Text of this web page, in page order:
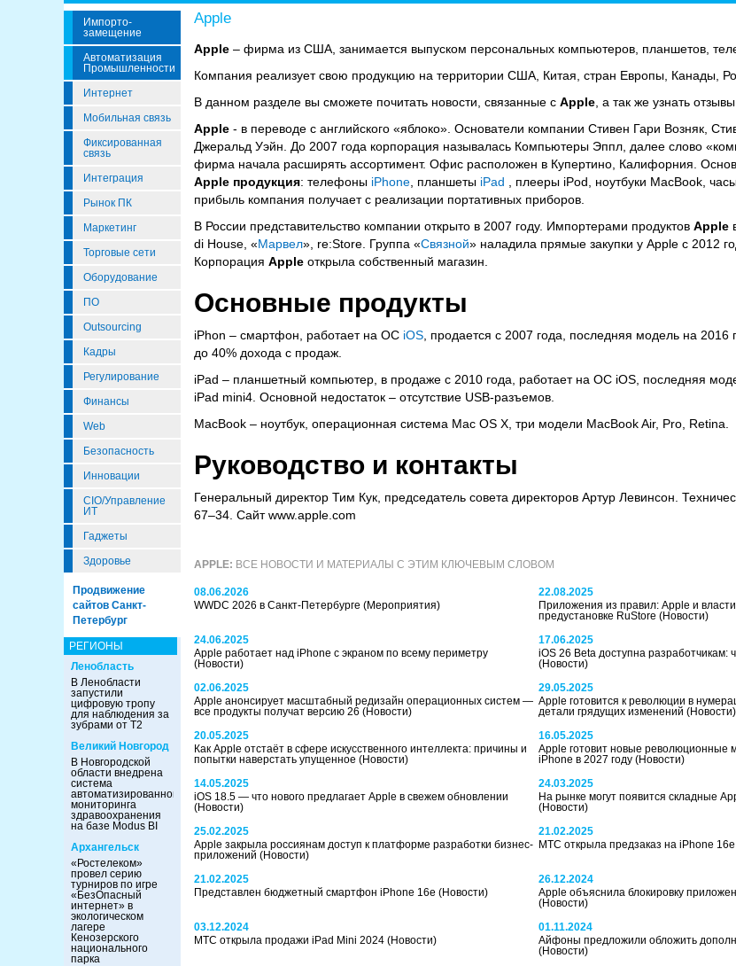
Импорто­
Замещение
Автоматизация
Промышленности
Интернет
Мобильная связь
Фиксированная
связь
Интеграция
Рынок ПК
Маркетинг
Торговые сети
Оборудование
ПО
Outsourcing
Кадры
Регулирование
Финансы
Web
Безопасность
Инновации
CIO/Управление
ИТ
Гаджеты
Здоровье
Продвижение
сайтов Санкт-
Петербург
РЕГИОНЫ
Ленобласть
В Ленобласти
запустили
цифровую тропу
для наблюдения за
зубрами от Т2
Великий Новгород
В Новгородской
области внедрена
система
автоматизированного
мониторинга
здравоохранения
на базе Modus BI
Архангельск
«Ростелеком»
провел серию
турниров по игре
«БезОпасный
интернет» в
экологическом
лагере
Кенозерского
национального
парка
Apple
Apple – фирма из США, занимается выпуском персональных компьютеров, планшетов,
Компания реализует свою продукцию на территории США, Китая, стран Европы, Канады,
В данном разделе вы сможете почитать новости, связанные с Apple , а так же узнать отзывы.
Apple - в переводе с английского «яблоко». Основатели компании Стивен Гари Возняк,
Джеральд Уэйн. До 2007 года корпорация называлась Компьютеры Эппл, далее слово
фирма начала расширять ассортимент. Офис расположен в Купертино, Калифорния.
Apple продукция: телефоны iPhone , планшеты iPad , плееры iPod, ноутбуки MacBook,
прибыль компания получает с реализации портативных приборов.
В России представительство компании открыто в 2007 году. Импортерами продуктов Apple
di House, «Марвел», re:Store. Группа «Связной» наладила прямые закупки у Apple с 2012
Корпорация Apple открыла собственный магазин.
Основные продукты
iPhon – смартфон, работает на ОС iOS , продается с 2007 года, последняя модель на
до 40% дохода с продаж.
iPad – планшетный компьютер, в продаже с 2010 года, работает на ОС iOS, последняя
iPad mini4. Основной недостаток – отсутствие USB-разъемов.
MacBook – ноутбук, операционная система Mac OS X, три модели MacBook Air, Pro, Retina.
Руководство и контакты
Генеральный директор Тим Кук, председатель совета директоров Артур Левинсон.
67–34. Сайт www.apple.com
APPLE: ВСЕ НОВОСТИ И МАТЕРИАЛЫ С ЭТИМ КЛЮЧЕВЫМ СЛОВОМ
08.06.2026
WWDC 2026 в Санкт-Петербурге (Мероприятия)
22.08.2025
Приложения из правил: Apple и
предустановке RuStore (Новости)
24.06.2025
Apple работает над iPhone с экраном по всему периметру
(Новости)
17.06.2025
iOS 26 Beta доступна разработчикам:
(Новости)
02.06.2025
Apple анонсирует масштабный редизайн операционных систем —
все продукты получат версию 26 (Новости)
29.05.2025
Apple готовится к революции в
детали грядущих изменений (Новости)
20.05.2025
Как Apple отстаёт в сфере искусственного интеллекта: причины и
попытки наверстать упущенное (Новости)
16.05.2025
Apple готовит новые революционные
iPhone в 2027 году (Новости)
14.05.2025
iOS 18.5 — что нового предлагает Apple в свежем обновлении
(Новости)
24.03.2025
На рынке могут появится складные
(Новости)
25.02.2025
Apple закрыла россиянам доступ к платформе разработки бизнес-
приложений (Новости)
21.02.2025
МТС открыла предзаказ на iPhone 16e
21.02.2025
Представлен бюджетный смартфон iPhone 16e (Новости)
26.12.2024
Apple объяснила блокировку
(Новости)
03.12.2024
МТС открыла продажи iPad Mini 2024 (Новости)
01.11.2024
Айфоны предложили обложить
(Новости)